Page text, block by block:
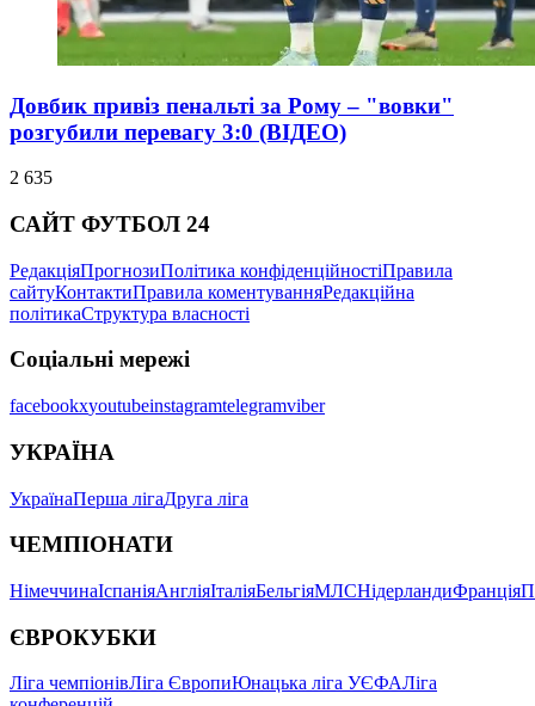
Довбик привіз пенальті за Рому – "вовки"
розгубили перевагу 3:0 (ВІДЕО)
2 635
САЙТ ФУТБОЛ 24
РедакціяПрогнозиПолітика конфіденційностіПравила
сайтуКонтактиПравила коментуванняРедакційна
політикаСтруктура власності
Соціальні мережі
facebookxyoutubeinstagramtelegramviber
УКРАЇНА
УкраїнаПерша лігаДруга ліга
ЧЕМПІОНАТИ
НімеччинаІспаніяАнгліяІталіяБельгіяМЛСНідерландиФранція
ЄВРОКУБКИ
Ліга чемпіонівЛіга ЄвропиЮнацька ліга УЄФАЛіга